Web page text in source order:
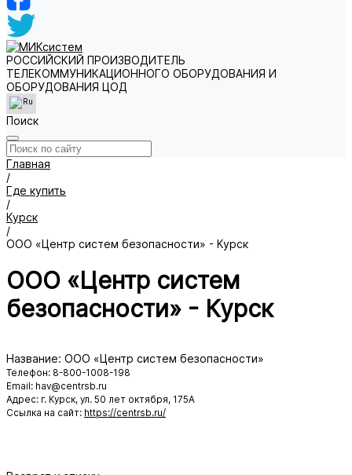
РОССИЙСКИЙ ПРОИЗВОДИТЕЛЬ
ТЕЛЕКОММУНИКАЦИОННОГО ОБОРУДОВАНИЯ И
ОБОРУДОВАНИЯ ЦОД
Поиск
Главная
/
Где купить
/
Курск
/
ООО «Центр систем безопасности» - Курск
ООО «Центр систем
безопасности» - Курск
Название: ООО «Центр систем безопасности»
Телефон: 8-800-1008-198
Email: hav@centrsb.ru
Адрес: г. Курск, ул. 50 лет октября, 175А
Ссылка на сайт: https://centrsb.ru/